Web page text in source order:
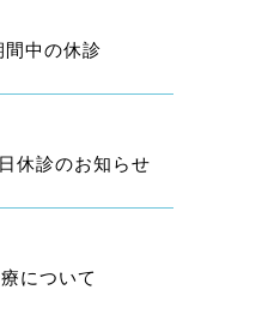
中の休診
休診のお知らせ
について